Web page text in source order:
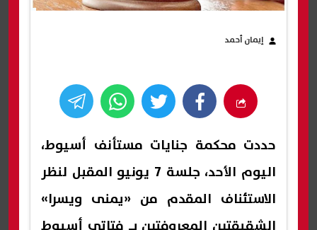
إيمان أحمد
حددت محكمة جنايات مستأنف أسيوط،
اليوم الأحد، جلسة 7 يونيو المقبل لنظر
الاستئناف المقدم من «يمنى ويسرا»